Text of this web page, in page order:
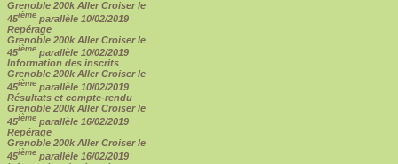
Grenoble 200k Aller Croiser le
45ième parallèle 10/02/2019
Repérage
Grenoble 200k Aller Croiser le
45ième parallèle 10/02/2019
Information des inscrits
Grenoble 200k Aller Croiser le
45ième parallèle 10/02/2019
Résultats et compte-rendu
Grenoble 200k Aller Croiser le
45ième parallèle 16/02/2019
Repérage
Grenoble 200k Aller Croiser le
45ième parallèle 16/02/2019